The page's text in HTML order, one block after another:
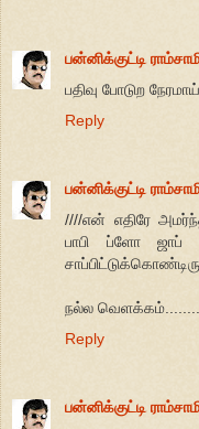
பன்னிக்குட்டி
பதிவு போடுற
Reply
பன்னிக்குட்டி
////என் எதிரே
பாபி ப்ளோ ஜாப்
நல்ல
Reply
பன்னிக்குட்டி